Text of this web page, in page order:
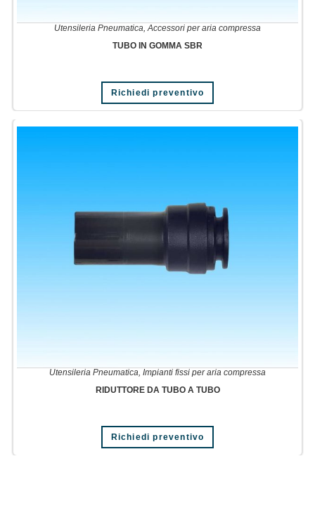
Utensileria Pneumatica Accessori per aria compressa
TUBO IN GOMMA SBR
Richiedi preventivo
Utensileria Pneumatica, Impianti fissi per aria compressa
RIDUTTORE DA TUBO A TUBO
Richiedi preventivo